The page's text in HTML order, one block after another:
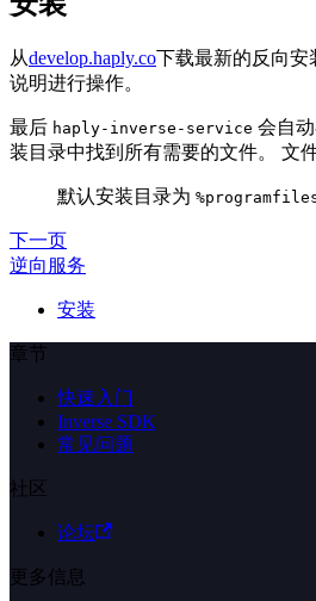
从develop.haply.co下载最新的反向安
说明进行操作。
最后 haply-inverse-service 会自
装目录中找到所有需要的文件。 文件
默认安装目录为
下一页
逆向服务
安装
章节
快速入门
Inverse SDK
常见问题
社区
论坛
更多信息